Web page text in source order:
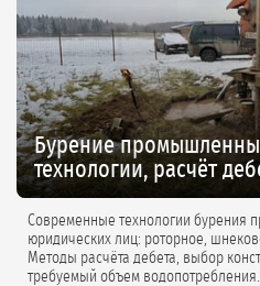
Бурение
технологии, расчёт
Современные технологии бурения
юридических лиц: роторное, шнековое, колонковое бурение.
Методы расчёта дебета, выбор
требуемый объем водопотребления.